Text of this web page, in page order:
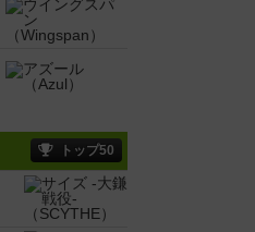
トップ50